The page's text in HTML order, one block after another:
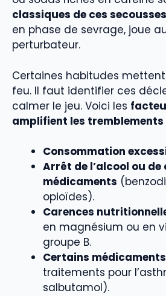
classiques de ces secousses
en phase de sevrage, joue
perturbateur.
Certaines habitudes mettent
feu. Il faut identifier ces
calmer le jeu. Voici les
amplifient les tremblements
Consommation
Arrêt de l’alcool ou
médicaments
opioïdes).
Carences
en magnésium ou en
groupe B.
Certains médicaments
traitements pour
salbutamol).